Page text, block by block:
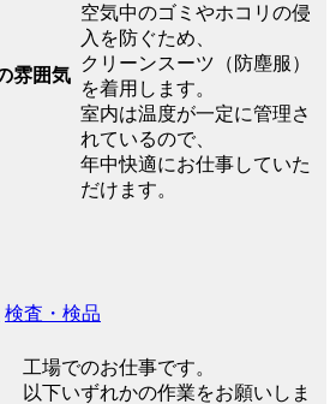
雰囲気
空気中のゴミやホコリの侵
入を防ぐため、
クリーンスーツ（防塵服）
を着用します。
室内は温度が一定に管理さ
れているので、
年中快適にお仕事していた
だけます。
検査・検品
工場でのお仕事です。
以下いずれかの作業をお願いしま